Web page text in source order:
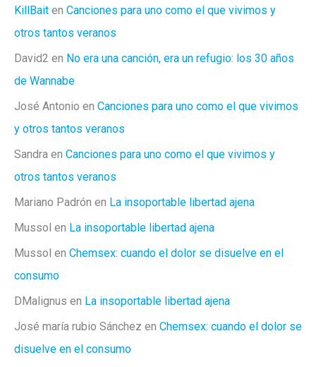
KillBait en Canciones para uno como el que vivimos y
otros tantos veranos
David2 en No era una canción, era un refugio: los 30 años
de Wannabe
José Antonio en Canciones para uno como el que vivimos
y otros tantos veranos
Sandra en Canciones para uno como el que vivimos y
otros tantos veranos
Mariano Padrón en La insoportable libertad ajena
Mussol en La insoportable libertad ajena
Mussol en Chemsex: cuando el dolor se disuelve en el
consumo
DMalignus en La insoportable libertad ajena
José maría rubio Sánchez en Chemsex: cuando el dolor se
disuelve en el consumo